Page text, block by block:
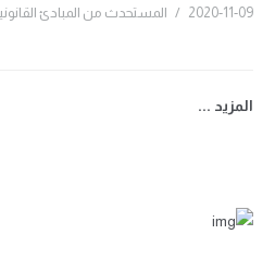
2020-11-09
/ المستحدث من المبادئ
المزيد ...